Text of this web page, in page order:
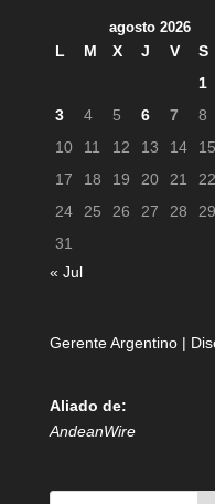
agosto 2026
L M X J V S
1
3
4 5 6 7 8
10
11 12 13 14 15
17
18 19 20 21 22
24
25 26 27 28 29
31
« Jul
Gerente Argentino |
Aliado de:
AndeanWire